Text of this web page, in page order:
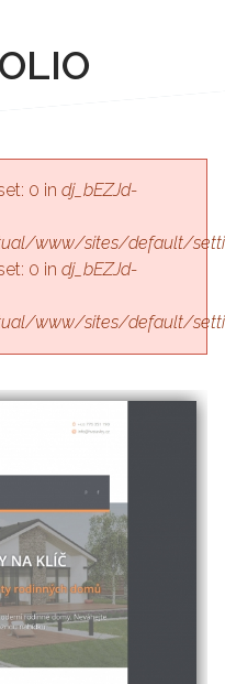
0 in dj_bEZJd-
www/sites/default/
0 in dj_bEZJd-
www/sites/default/